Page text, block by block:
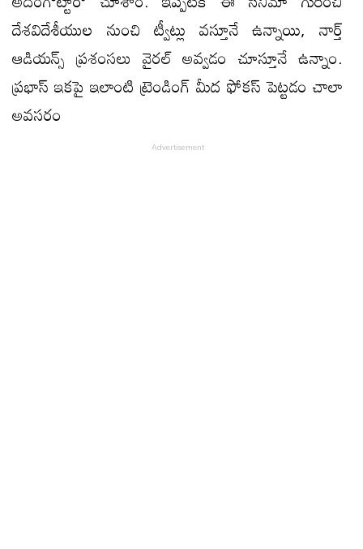
దేశవిదేశీయుల నుంచి ట్వీట్లు వస్తూనే ఉన్నాయి, నార్త్
ఆడియన్స్ ప్రశంసలు వైరల్ అవ్వడం చూస్తూనే ఉన్నాం.
ప్రభాస్ ఇకపై ఇలాంటి ట్రెండింగ్ మీద ఫోకస్ పెట్టడం చాలా
అవసరం